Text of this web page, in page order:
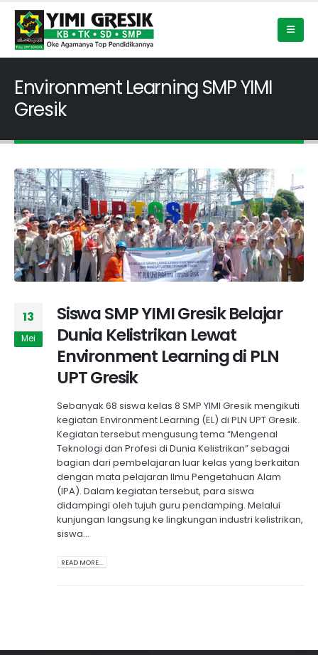
Environment Learning SMP YIMI
Gresik
13
Mei
Siswa SMP YIMI Gresik Belajar
Dunia Kelistrikan Lewat
Environment Learning di PLN
UPT Gresik
Sebanyak 68 siswa kelas 8 SMP YIMI Gresik mengikuti
kegiatan Environment Learning (EL) di PLN UPT Gresik.
Kegiatan tersebut mengusung tema “Mengenal
Teknologi dan Profesi di Dunia Kelistrikan” sebagai
bagian dari pembelajaran luar kelas yang berkaitan
dengan mata pelajaran Ilmu Pengetahuan Alam
(IPA). Dalam kegiatan tersebut, para siswa
didampingi oleh tujuh guru pendamping. Melalui
kunjungan langsung ke lingkungan industri kelistrikan,
siswa...
READ MORE...